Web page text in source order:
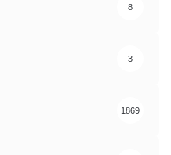
8
3
1869